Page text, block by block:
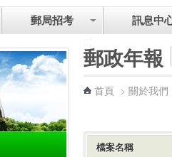
郵局招考 訊息中
郵政年報
首頁 > 關於我們
檔案名稱